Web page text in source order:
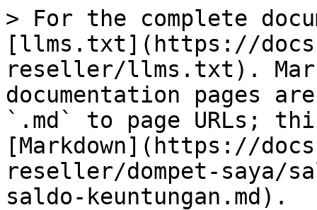
> For the complete
[llms.txt](https://
reseller/llms.txt).
documentation pages
`.md` to page URLs;
[Markdown](https://
reseller/dompet-saya/
saldo-keuntungan.md).